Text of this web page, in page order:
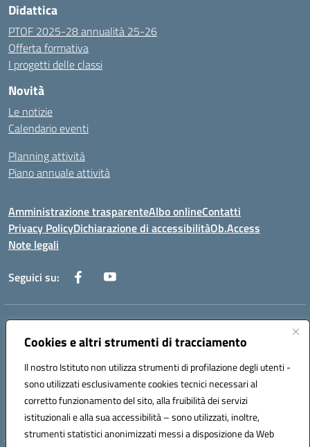
Cookies e altri strumenti di tracciamento
Il nostro Istituto non utilizza strumenti di profilazione degli utenti -
sono utilizzati esclusivamente cookies tecnici necessari al
corretto funzionamento del sito, alla fruibilità dei servizi
istituzionali e alla sua accessibilità – sono utilizzati, inoltre,
strumenti statistici anonimizzati messi a disposizione da Web
Didattica
PTOF 2025-28 annualità 25-26
Offerta formativa
I progetti delle classi
Novità
Le notizie
Calendario eventi
Planning attività
Piano annuale attività
Amministrazione trasparenteAlbo onlineContatti
Privacy PolicyDichiarazione di accessibilitàOb.Access
Note legali
Seguici su:
Indirizzo:
Centralino:0733/815931 - 0733/784180
Posta elettronica certificata (PEC):MCIS00200P@pec.istruzione.it
Codice fiscale: 80006860433
Codice meccanografico: MCIS00200P